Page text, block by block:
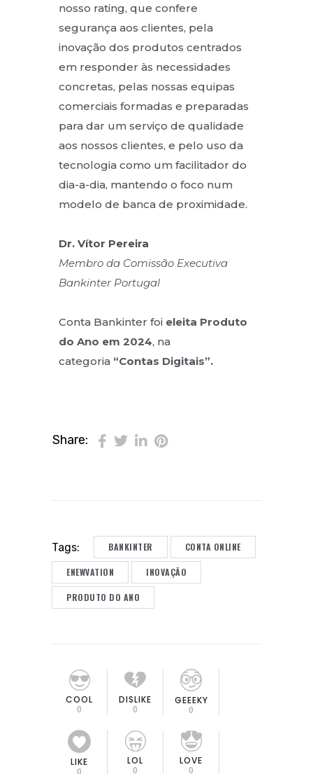
nosso rating, que confere
segurança aos clientes, pela
inovação dos produtos centrados
em responder às necessidades
concretas, pelas nossas equipas
comerciais formadas e preparadas
para dar um serviço de qualidade
aos nossos clientes, e pelo uso da
tecnologia como um facilitador do
dia-a-dia, mantendo o foco num
modelo de banca de proximidade.
Dr. Vítor Pereira
Membro da Comissão Executiva
Bankinter Portugal
Conta Bankinter foi eleita Produto
do Ano em 2024, na
categoria “Contas Digitais”.
Share:
Tags: BANKINTER CONTA ONLINE
ENEWVATION INOVAÇÃO
PRODUTO DO ANO
COOL
0
DISLIKE
0
GEEEKY
0
LIKE
0
LOL
0
LOVE
0